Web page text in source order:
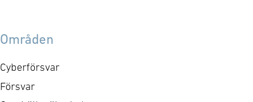
Områden
Cyberförsvar
Försvar